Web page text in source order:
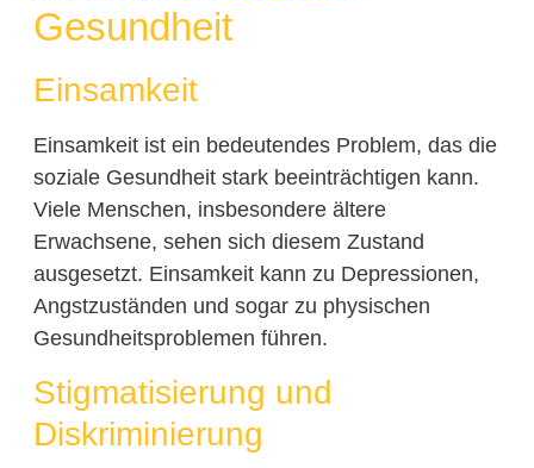
Gesundheit
Einsamkeit
Einsamkeit ist ein bedeutendes Problem, das die
soziale Gesundheit stark beeinträchtigen kann.
Viele Menschen, insbesondere ältere
Erwachsene, sehen sich diesem Zustand
ausgesetzt. Einsamkeit kann zu Depressionen,
Angstzuständen und sogar zu physischen
Gesundheitsproblemen führen.
Stigmatisierung und
Diskriminierung